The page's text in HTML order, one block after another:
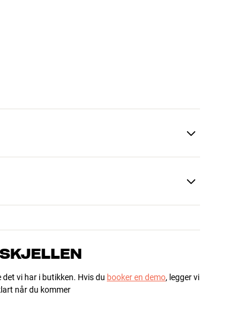
vi har i butikken. Hvis du booker en demo, legger vi
når du kommer